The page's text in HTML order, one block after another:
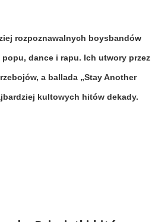
rozpoznawalnych boysbandów
popu, dance i rapu. Ich utwory przez
a ballada „Stay Another
kultowych hitów dekady.